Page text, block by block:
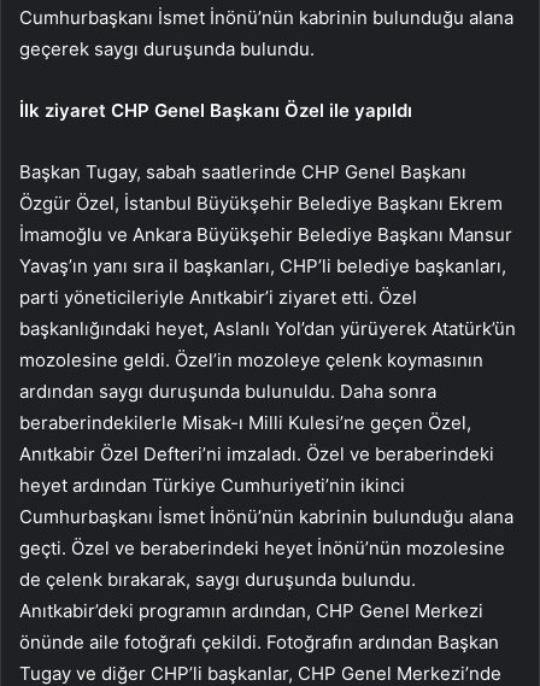
Cumhurbaşkanı İsmet İnönü’nün kabrinin bulunduğu alana
geçerek saygı duruşunda bulundu.
İlk ziyaret CHP Genel Başkanı Özel ile yapıldı
Başkan Tugay, sabah saatlerinde CHP Genel Başkanı
Özgür Özel, İstanbul Büyükşehir Belediye Başkanı Ekrem
İmamoğlu ve Ankara Büyükşehir Belediye Başkanı Mansur
Yavaş’ın yanı sıra il başkanları, CHP’li belediye başkanları,
parti yöneticileriyle Anıtkabir’i ziyaret etti. Özel
başkanlığındaki heyet, Aslanlı Yol’dan yürüyerek Atatürk’ün
mozolesine geldi. Özel’in mozoleye çelenk koymasının
ardından saygı duruşunda bulunuldu. Daha sonra
beraberindekilerle Misak-ı Milli Kulesi’ne geçen Özel,
Anıtkabir Özel Defteri’ni imzaladı. Özel ve beraberindeki
heyet ardından Türkiye Cumhuriyeti’nin ikinci
Cumhurbaşkanı İsmet İnönü’nün kabrinin bulunduğu alana
geçti. Özel ve beraberindeki heyet İnönü’nün mozolesine
de çelenk bırakarak, saygı duruşunda bulundu.
Anıtkabir’deki programın ardından, CHP Genel Merkezi
önünde aile fotoğrafı çekildi. Fotoğrafın ardından Başkan
Tugay ve diğer CHP’li başkanlar, CHP Genel Merkezi’nde